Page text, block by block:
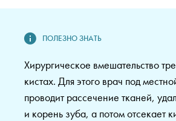
Хирургическое вмешательство
кистах. Для этого врач под
проводит рассечение тканей,
и корень зуба, а потом отсекает